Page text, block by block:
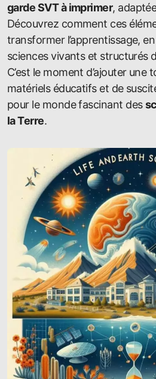
garde SVT à imprimer,
Découvrez comment ces
transformer l’apprentissage,
sciences vivants et structurés
C’est le moment d’ajouter une
matériels éducatifs et de
pour le monde fascinant des
la Terre.